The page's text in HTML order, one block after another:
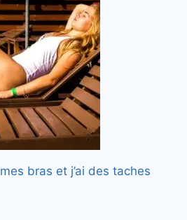
bras et j’ai des taches